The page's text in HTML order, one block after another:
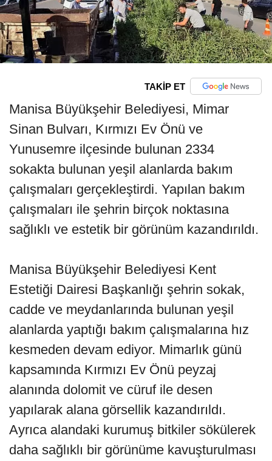
TAKİP ET
Manisa Büyükşehir Belediyesi, Mimar
Sinan Bulvarı, Kırmızı Ev Önü ve
Yunusemre ilçesinde bulunan 2334
sokakta bulunan yeşil alanlarda bakım
çalışmaları gerçekleştirdi. Yapılan bakım
çalışmaları ile şehrin birçok noktasına
sağlıklı ve estetik bir görünüm kazandırıldı.
Manisa Büyükşehir Belediyesi Kent
Estetiği Dairesi Başkanlığı şehrin sokak,
cadde ve meydanlarında bulunan yeşil
alanlarda yaptığı bakım çalışmalarına hız
kesmeden devam ediyor. Mimarlık günü
kapsamında Kırmızı Ev Önü peyzaj
alanında dolomit ve cüruf ile desen
yapılarak alana görsellik kazandırıldı.
Ayrıca alandaki kurumuş bitkiler sökülerek
daha sağlıklı bir görünüme kavuşturulması